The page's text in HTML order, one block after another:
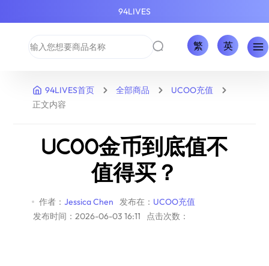
94LIVES
繁 英
94LIVES首页 全部商品
UCOO充值
正文内容
UCOO金币到底值不
值得买？
作者： Jessica Chen 发布在： UCOO充值
发布时间：2026-06-03 16:11
点击次数：